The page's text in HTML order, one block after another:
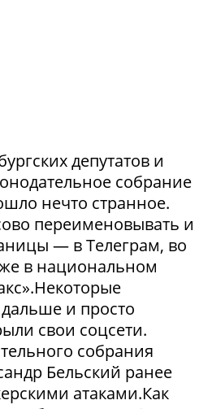
депутатов и
собрание
нечто странное.
переименовывать и
— в Телеграм, во
в национальном
и просто
свои соцсети.
собрания
Бельский ранее
атаками.Как